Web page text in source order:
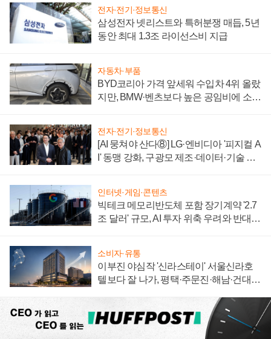
전자·전기·정보통신
삼성전자 넷리스트와 특허분쟁 매듭, 5년
동안 최대 1.3조 라이선스비 지급
자동차·부품
BYD코리아 가격 앞세워 수입차 4위 올랐
지만, BMW·벤츠보다 높은 공임비에 소비
전자·전기·정보통신
[AI 뭉쳐야 산다⑧] LG·엔비디아 '피지컬 A
I' 동맹 강화, 구광모 제조·데이터·기술 결
인터넷·게임·콘텐츠
빅테크 메모리반도체 포함 장기계약 '2.7
조 달러' 규모, AI 투자 위축 우려와 반대
소비자·유통
이부진 야심작 '신라스테이' 서울신라호
텔보다 잘 나가, 평택·주문진·해남·건대로